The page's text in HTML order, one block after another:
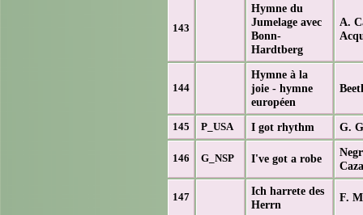
143
Hymne du
Jumelage avec
Bonn-
Hardtberg
A.
144
Hymne à la
joie - hymne
européen
145 P_USA I got rhythm G.
146 G_NSP I've got a robe
147
Ich harrete des
Herrn
F.